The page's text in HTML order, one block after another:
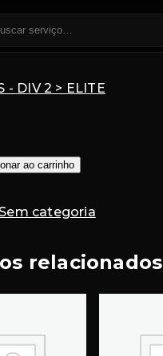
ao carrinho
categoria
relacionados